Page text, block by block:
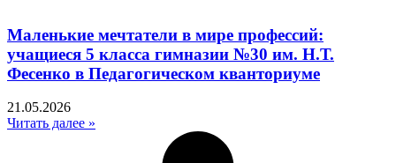
Маленькие мечтатели в мире профессий:
учащиеся 5 класса гимназии №30 им. Н.Т.
Фесенко в Педагогическом кванториуме
21.05.2026
Читать далее »